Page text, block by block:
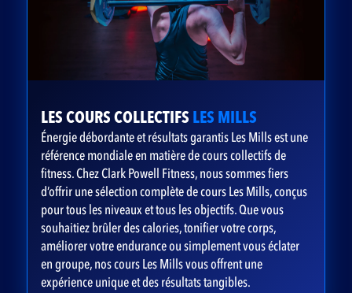
LES COURS COLLECTIFS LES MILLS
Énergie débordante et résultats garantis Les Mills est une
référence mondiale en matière de cours collectifs de
fitness. Chez Clark Powell Fitness, nous sommes fiers
d’offrir une sélection complète de cours Les Mills, conçus
pour tous les niveaux et tous les objectifs. Que vous
souhaitiez brûler des calories, tonifier votre corps,
améliorer votre endurance ou simplement vous éclater
en groupe, nos cours Les Mills vous offrent une
expérience unique et des résultats tangibles.